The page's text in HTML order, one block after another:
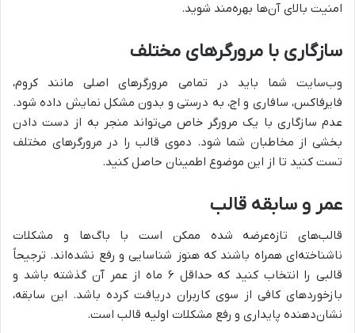
امنیت بالای آن‌ها بهره‌مند شوید.
سازگاری با مرورگرهای مختلف
وب‌سایت شما باید در تمامی مرورگرهای اصلی مانند کروم،
فایرفاکس، سافاری و اج، به درستی و بدون مشکل نمایش داده شود.
عدم سازگاری با یک مرورگر خاص می‌تواند منجر به از دست دادن
بخشی از مخاطبان شما شود. دموی قالب را در مرورگرهای مختلف
تست کنید تا از این موضوع اطمینان حاصل کنید.
عمر و سابقه قالب
قالب‌های تازه‌عرضه شده ممکن است با باگ‌ها و مشکلات
ناشناخته‌ای همراه باشند که هنوز شناسایی و رفع نشده‌اند. ترجیحاً
قالبی را انتخاب کنید که حداقل ۶ ماه از عمر آن گذشته باشد و
بازخوردهای کافی از سوی کاربران دریافت کرده باشد. این سابقه،
نشان‌دهنده پایداری و رفع مشکلات اولیه قالب است.